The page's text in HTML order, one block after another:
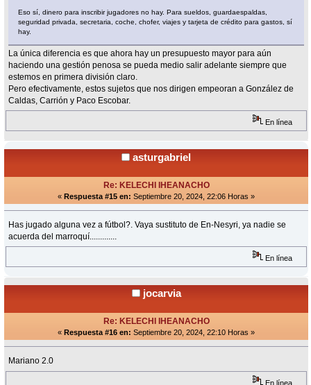
Eso sí, dinero para inscribir jugadores no hay. Para sueldos, guardaespaldas,
seguridad privada, secretaria, coche, chofer, viajes y tarjeta de crédito para gastos, sí
hay.
La única diferencia es que ahora hay un presupuesto mayor para aún
haciendo una gestión penosa se pueda medio salir adelante siempre que
estemos en primera división claro.
Pero efectivamente, estos sujetos que nos dirigen empeoran a González de
Caldas, Carrión y Paco Escobar.
En línea
asturgabriel
Re: KELECHI IHEANACHO
« Respuesta #15 en: Septiembre 20, 2024, 22:06 Horas »
Has jugado alguna vez a fútbol?. Vaya sustituto de En-Nesyri, ya nadie se
acuerda del marroquí.............
En línea
jocarvia
Re: KELECHI IHEANACHO
« Respuesta #16 en: Septiembre 20, 2024, 22:10 Horas »
Mariano 2.0
En línea